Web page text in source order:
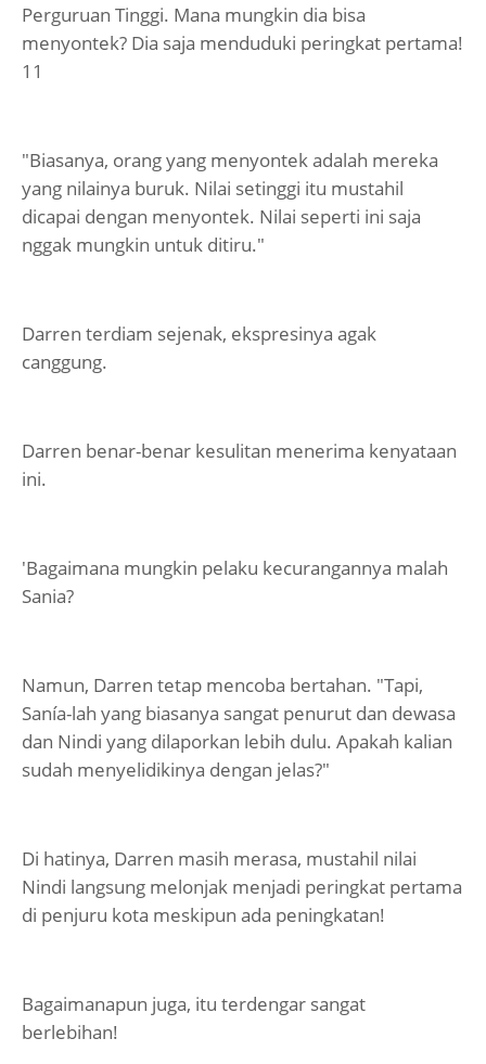
Perguruan Tinggi. Mana mungkin dia bisa
menyontek? Dia saja menduduki peringkat pertama!
11
"Biasanya, orang yang menyontek adalah mereka
yang nilainya buruk. Nilai setinggi itu mustahil
dicapai dengan menyontek. Nilai seperti ini saja
nggak mungkin untuk ditiru."
Darren terdiam sejenak, ekspresinya agak
canggung.
Darren benar-benar kesulitan menerima kenyataan
ini.
'Bagaimana mungkin pelaku kecurangannya malah
Sania?
Namun, Darren tetap mencoba bertahan. "Tapi,
Sanía-lah yang biasanya sangat penurut dan dewasa
dan Nindi yang dilaporkan lebih dulu. Apakah kalian
sudah menyelidikinya dengan jelas?"
Di hatinya, Darren masih merasa, mustahil nilai
Nindi langsung melonjak menjadi peringkat pertama
di penjuru kota meskipun ada peningkatan!
Bagaimanapun juga, itu terdengar sangat
berlebihan!